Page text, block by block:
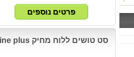
סט טושים ללוח מחיק Line plus